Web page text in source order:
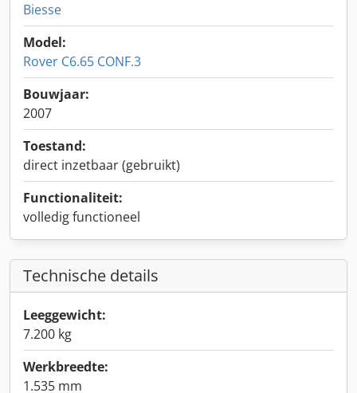
Biesse
Model:
Rover C6.65 CONF.3
Bouwjaar:
2007
Toestand:
direct inzetbaar (gebruikt)
Functionaliteit:
volledig functioneel
Technische details
Leeggewicht:
7.200 kg
Werkbreedte:
1.535 mm